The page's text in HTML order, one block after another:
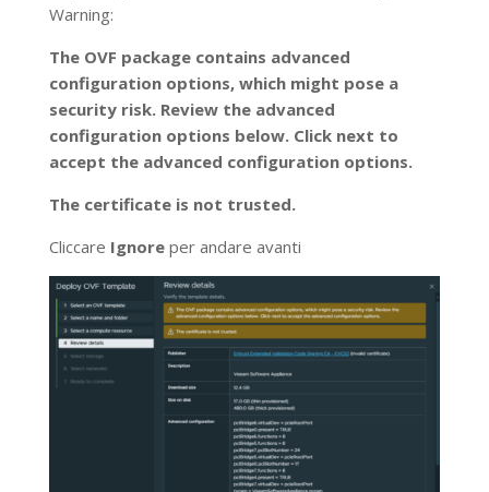
Warning:
The OVF package contains advanced
configuration options, which might pose a
security risk. Review the advanced
configuration options below. Click next to
accept the advanced configuration options.
The certificate is not trusted.
Cliccare Ignoreper andare avanti